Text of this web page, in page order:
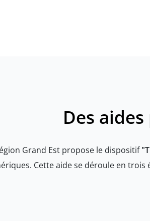
Des
Grand Est propose le dispositif
Cette aide se déroule en trois